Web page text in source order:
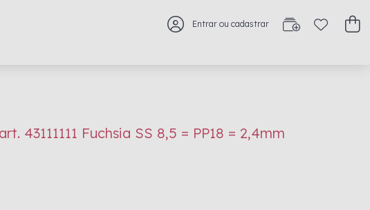
Entrar ou cadastrar
43111111 Fuchsia SS 8,5 = PP18 = 2,4mm